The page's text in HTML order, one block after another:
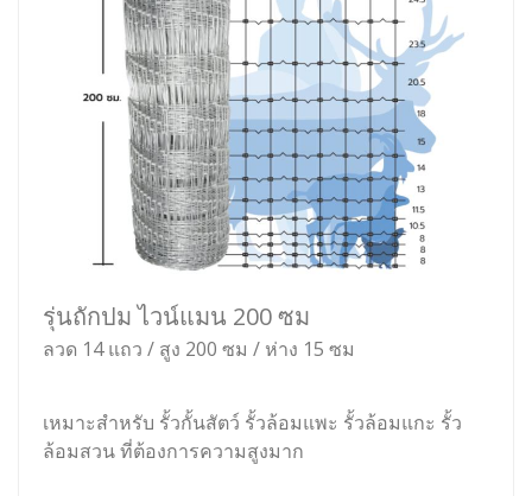
รุ่นถักปม ไวน์แมน 200 ซม
ลวด 14 แถว / สูง 200 ซม / ห่าง 15 ซม
เหมาะสำหรับ รั้วกั้นสัตว์ รั้วล้อมแพะ รั้วล้อมแกะ รั้ว
ล้อมสวน ที่ต้องการความสูงมาก